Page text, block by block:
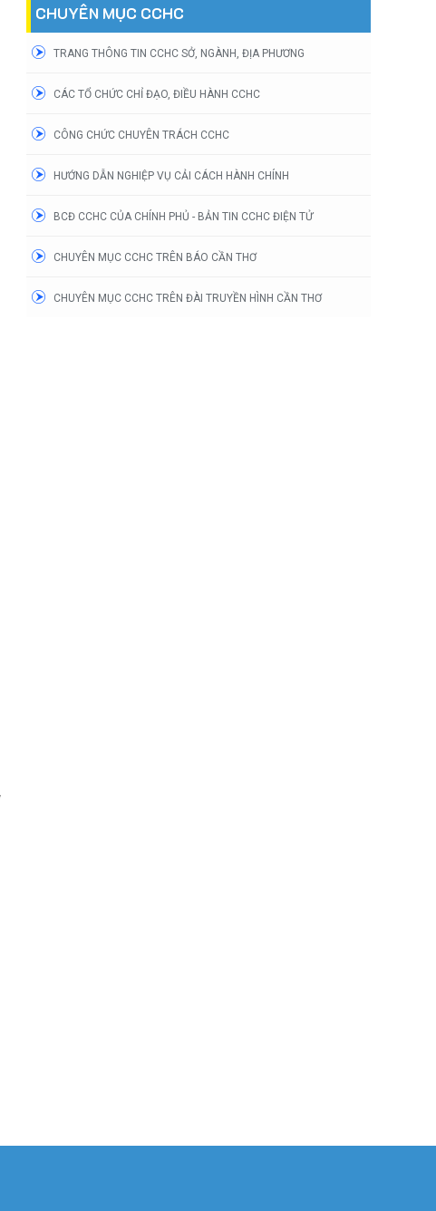
CHUYÊN MỤC CCHC
TRANG THÔNG TIN CCHC SỞ, NGÀNH, ĐỊA PHƯƠNG
CÁC TỔ CHỨC CHỈ ĐẠO, ĐIỀU HÀNH CCHC
CÔNG CHỨC CHUYÊN TRÁCH CCHC
HƯỚNG DẪN NGHIỆP VỤ CẢI CÁCH HÀNH CHÍNH
BCĐ CCHC CỦA CHÍNH PHỦ - BẢN TIN CCHC ĐIỆN TỬ
CHUYÊN MỤC CCHC TRÊN BÁO CẦN THƠ
CHUYÊN MỤC CCHC TRÊN ĐÀI TRUYỀN HÌNH CẦN THƠ